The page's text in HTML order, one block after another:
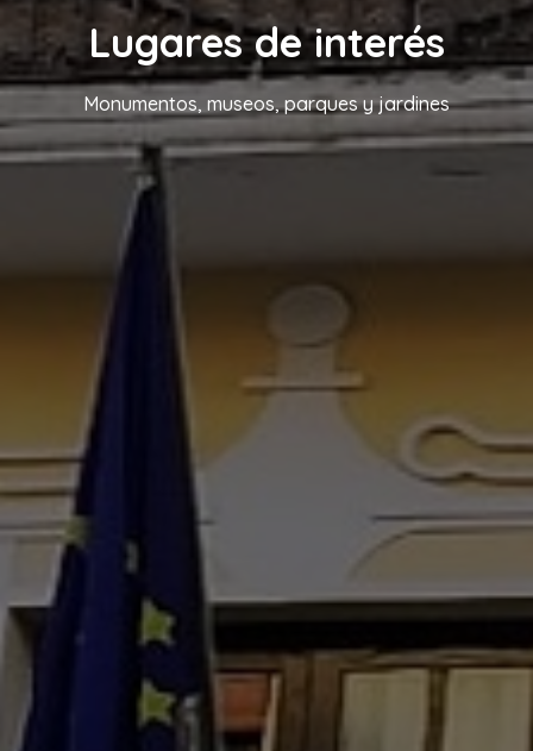
Lugares de interés
Monumentos, museos, parques y jardines